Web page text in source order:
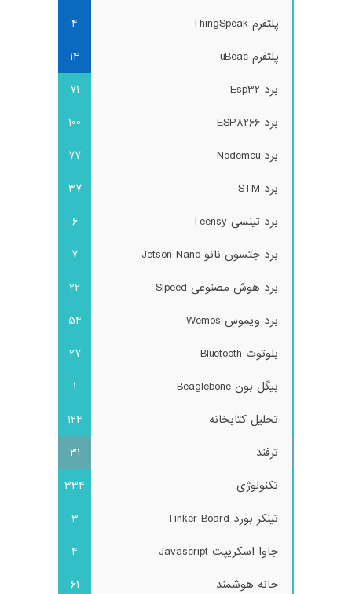
پلتفرم ThingSpeak
4
پلتفرم uBeac
14
برد Esp32
71
برد ESP8266
100
برد Nodemcu
77
برد STM
37
برد تینسی Teensy
6
برد جتسون نانو Jetson Nano
7
برد هوش مصنوعی Sipeed
22
برد ویموس Wemos
54
بلوتوث Bluetooth
27
بیگل بون Beaglebone
1
تحلیل کتابخانه
124
ترفند
31
تکنولوژی
334
تینکر بورد Tinker Board
3
جاوا اسکریپت Javascript
4
خانه هوشمند
61